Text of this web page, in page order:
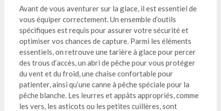
Avant de vous aventurer sur la glace, il est essentiel de
vous équiper correctement. Un ensemble d’outils
spécifiques est requis pour assurer votre sécurité et
optimiser vos chances de capture. Parmi les éléments
essentiels, on retrouve une tarière à glace pour percer
des trous d’accès, un abri de pêche pour vous protéger
du vent et du froid, une chaise confortable pour
patienter, ainsi qu’une canne à pêche spéciale pour la
pêche blanche. Les leurres et appâts appropriés, comme
les vers, les asticots ou les petites cuillères, sont